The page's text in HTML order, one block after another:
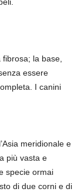
la base,
essere
I canini
meridionale e
più vasta e
specie ormai
di due corni e di